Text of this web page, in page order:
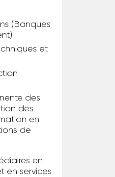
(Banques
et
des
des
en
de
en
en services